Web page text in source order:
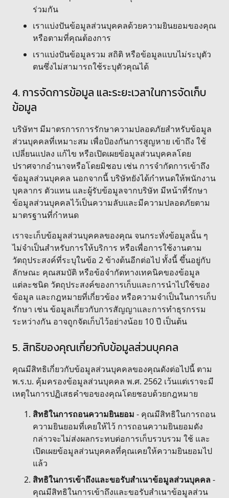
ร่วมกัน
เราแบ่งปันข้อมูลส่วนบุคคลด้วยความยินยอมของคุณ
หรือตามที่คุณต้องการ
เราแบ่งปันข้อมูลรวม สถิติ หรือข้อมูลแบบไม่ระบุตัว
ตนซึ่งไม่สามารถใช้ระบุตัวคุณได้
4. การจัดการข้อมูล และระยะเวลาในการจัดเก็บ
ข้อมูล
บริษัทฯ มีมาตรการการรักษาความปลอดภัยสำหรับข้อมูล
ส่วนบุคคลที่เหมาะสม เพื่อป้องกันการสูญหาย เข้าถึง ใช้
เปลี่ยนแปลง แก้ไข หรือเปิดเผยข้อมูลส่วนบุคคลโดย
ปราศจากอำนาจหรือโดยมิชอบ เช่น การจำกัดการเข้าถึง
ข้อมูลส่วนบุคคล นอกจากนี้ บริษัทยังได้กำหนดให้พนักงาน
บุคลากร ตัวแทน และผู้รับข้อมูลจากบริษัท มีหน้าที่รักษา
ข้อมูลส่วนบุคคลไว้เป็นความลับและมีความปลอดภัยตาม
มาตรฐานที่กำหนด
เราจะเก็บข้อมูลส่วนบุคคลของคุณ จนกระทั่งข้อมูลนั้น ๆ
ไม่จำเป็นสำหรับการให้บริการ หรือเพื่อการใช้งานตาม
วัตถุประสงค์ที่ระบุในข้อ 2 ข้างต้นอีกต่อไป ทั้งนี้ ขึ้นอยู่กับ
ลักษณะ คุณสมบัติ หรือข้อจำกัดทางเทคนิคของข้อมูล
แต่ละชนิด วัตถุประสงค์ของการเก็บและการนำไปใช้ของ
ข้อมูล และกฎหมายที่เกี่ยวข้อง หรือความจำเป็นในการเก็บ
รักษา เช่น ข้อมูลเกี่ยวกับการสัญญาและการทำธุรกรรม
ระหว่างกัน อาจถูกจัดเก็บไว้อย่างน้อย 10 ปี เป็นต้น
5. สิทธิของคุณเกี่ยวกับข้อมูลส่วนบุคคล
คุณมีสิทธิเกี่ยวกับข้อมูลส่วนบุคคลของคุณดังต่อไปนี้ ตาม
พ.ร.บ. คุ้มครองข้อมูลส่วนบุคคล พ.ศ. 2562 เว้นแต่เราจะมี
เหตุในการปฏิเสธคำขอของคุณโดยชอบด้วยกฎหมาย
สิทธิในการถอนความยินยอม - คุณมีสิทธิในการถอน
ความยินยอมที่เคยให้ไว้ การถอนความยินยอมดัง
กล่าวจะไม่ส่งผลกระทบต่อการเก็บรวบรวม ใช้ และ
เปิดเผยข้อมูลส่วนบุคคลที่คุณเคยให้ความยินยอมไป
แล้ว
สิทธิในการเข้าถึงและขอรับสำเนาข้อมูลส่วนบุคคล-
คุณมีสิทธิในการเข้าถึงและขอรับสำเนาข้อมูลส่วน